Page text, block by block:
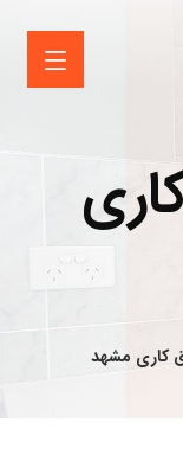
کاری مشهد